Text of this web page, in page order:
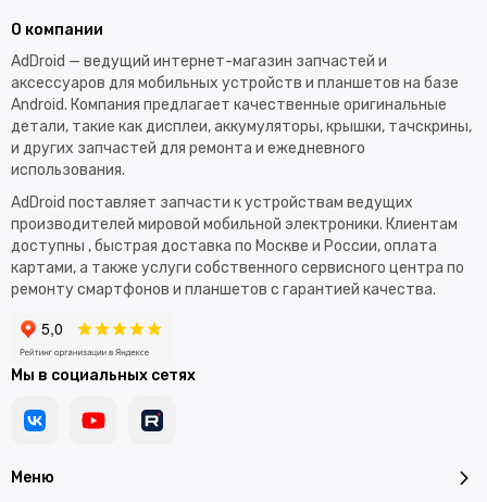
Меню
О компании
AdDroid — ведущий интернет-магазин запчастей и
аксессуаров для мобильных устройств и планшетов на базе
Android. Компания предлагает качественные оригинальные
детали, такие как дисплеи, аккумуляторы, крышки, тачскрины,
и других запчастей для ремонта и ежедневного
использования.​
AdDroid поставляет запчасти к устройствам ведущих
производителей мировой мобильной электроники. Клиентам
доступны , быстрая доставка по Москве и России, оплата
картами, а также услуги собственного сервисного центра по
ремонту смартфонов и планшетов с гарантией качества.
Мы в социальных сетях